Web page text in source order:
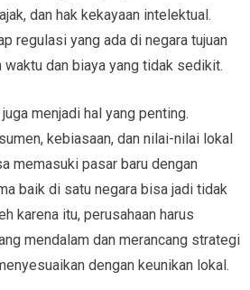
dan hak kekayaan intelektual.
regulasi yang ada di negara tujuan
dan biaya yang tidak sedikit.
menjadi hal yang penting.
kebiasaan, dan nilai-nilai lokal
memasuki pasar baru dengan
baik di satu negara bisa jadi tidak
karena itu, perusahaan harus
mendalam dan merancang strategi
dengan keunikan lokal.